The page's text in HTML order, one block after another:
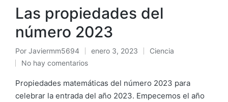
Las propiedades del
número 2023
Por Javiermm5694 enero 3, 2023
Ciencia
No hay comentarios
Propiedades matemáticas del número 2023 para
celebrar la entrada del año 2023. Empecemos el año